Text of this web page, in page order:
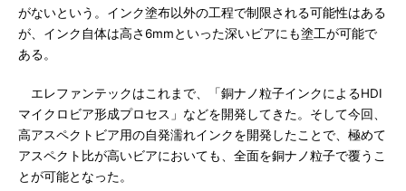
がないという。インク塗布以外の工程で制限される可能性はある
が、インク自体は高さ6mmといった深いビアにも塗工が可能で
ある。
エレファンテックはこれまで、「銅ナノ粒子インクによるHDI
マイクロビア形成プロセス」などを開発してきた。そして今回、
高アスペクトビア用の自発濡れインクを開発したことで、極めて
アスペクト比が高いビアにおいても、全面を銅ナノ粒子で覆うこ
とが可能となった。